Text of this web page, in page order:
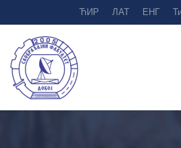
ЋИР ЛАТ ЕНГ